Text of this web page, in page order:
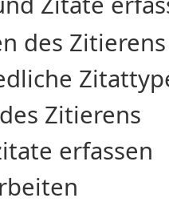
des Zitierens
Zitierens
erfassen